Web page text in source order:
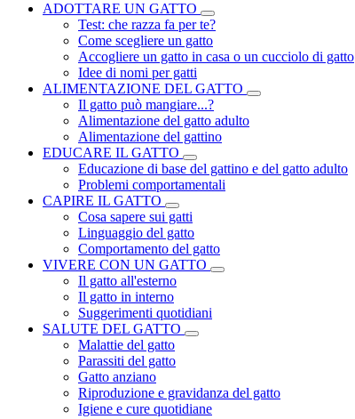
ADOTTARE UN GATTO
Test: che razza fa per te?
Come scegliere un gatto
Accogliere un gatto in casa o un cucciolo di gatto
Idee di nomi per gatti
ALIMENTAZIONE DEL GATTO
Il gatto può mangiare...?
Alimentazione del gatto adulto
Alimentazione del gattino
EDUCARE IL GATTO
Educazione di base del gattino e del gatto adulto
Problemi comportamentali
CAPIRE IL GATTO
Cosa sapere sui gatti
Linguaggio del gatto
Comportamento del gatto
VIVERE CON UN GATTO
Il gatto all'esterno
Il gatto in interno
Suggerimenti quotidiani
SALUTE DEL GATTO
Malattie del gatto
Parassiti del gatto
Gatto anziano
Riproduzione e gravidanza del gatto
Igiene e cure quotidiane